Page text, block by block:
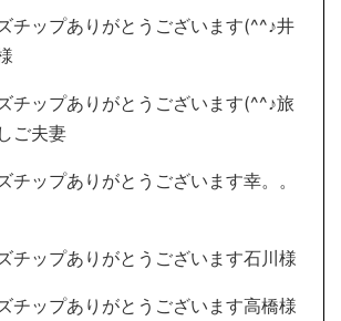
チップありがとうございます(^^♪井
チップありがとうございます(^^♪旅
ご夫妻
チップありがとうございます幸。。
チップありがとうございます石川様
チップありがとうございます高橋様